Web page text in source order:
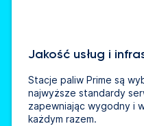
Jakość usług i
Stacje paliw Prime są
najwyższe standardy
zapewniając wygodny i
każdym razem.